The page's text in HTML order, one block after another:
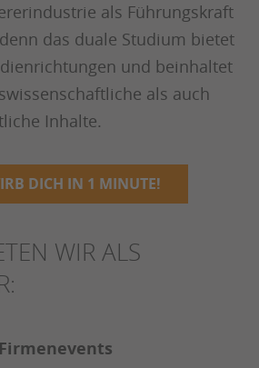
als Führungskraft
das duale Studium bietet
und beinhaltet
als auch
Inhalte.
DICH IN 1 MINUTE!
WIR ALS
Firmenevents